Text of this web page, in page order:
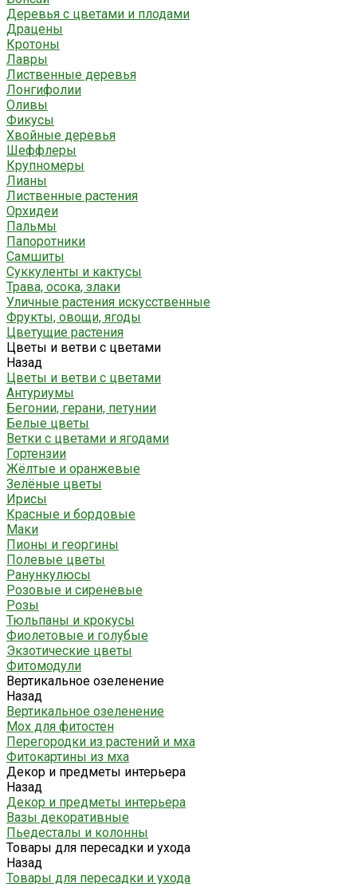
Деревья с цветами и плодами
Драцены
Кротоны
Лавры
Лиственные деревья
Лонгифолии
Оливы
Фикусы
Хвойные деревья
Шеффлеры
Крупномеры
Лианы
Лиственные растения
Орхидеи
Пальмы
Папоротники
Самшиты
Суккуленты и кактусы
Трава, осока, злаки
Уличные растения искусственные
Фрукты, овощи, ягоды
Цветущие растения
Цветы и ветви с цветами
Назад
Цветы и ветви с цветами
Антуриумы
Бегонии, герани, петунии
Белые цветы
Ветки с цветами и ягодами
Гортензии
Жёлтые и оранжевые
Зелёные цветы
Ирисы
Красные и бордовые
Маки
Пионы и георгины
Полевые цветы
Ранункулюсы
Розовые и сиреневые
Розы
Тюльпаны и крокусы
Фиолетовые и голубые
Экзотические цветы
Фитомодули
Вертикальное озеленение
Назад
Вертикальное озеленение
Мох для фитостен
Перегородки из растений и мха
Фитокартины из мха
Декор и предметы интерьера
Назад
Декор и предметы интерьера
Вазы декоративные
Пьедесталы и колонны
Товары для пересадки и ухода
Назад
Товары для пересадки и ухода